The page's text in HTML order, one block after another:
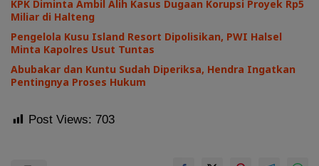
KPK Diminta Ambil Alih Kasus Dugaan Korupsi Proyek Rp5
Miliar di Halteng
Pengelola Kusu Island Resort Dipolisikan, PWI Halsel
Minta Kapolres Usut Tuntas
Abubakar dan Kuntu Sudah Diperiksa, Hendra Ingatkan
Pentingnya Proses Hukum
Post Views: 703